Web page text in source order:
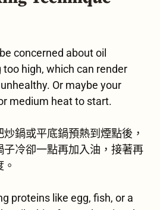
concerned about oil
high, which can render
Or maybe your
medium heat to start.
鍋或平底鍋預熱到煙點後，
子冷卻一點再加入油，接著再
proteins like egg, fish, or a